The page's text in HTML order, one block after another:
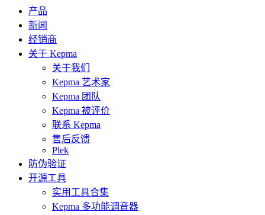
产品
新闻
经销商
关于 Kepma
关于我们
Kepma 艺术家
Kepma 团队
Kepma 被评价
联系 Kepma
售后反馈
Plek
防伪验证
开源工具
实用工具合集
Kepma 多功能调音器